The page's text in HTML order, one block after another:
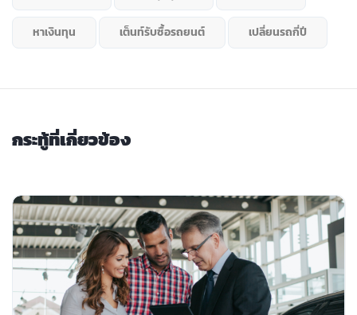
หาเงินทุน เต็นท์รับซื้อรถยนต์ เปลี่ยนรถกี่ปี
กระทู้ที่เกี่ยวข้อง